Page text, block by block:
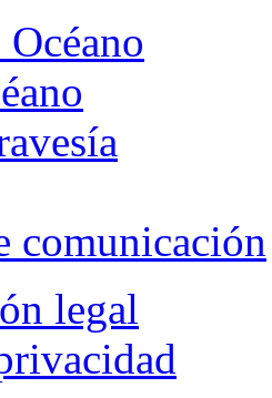
comunicación
legal